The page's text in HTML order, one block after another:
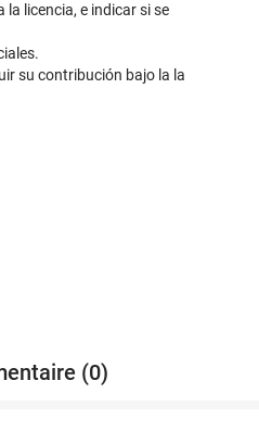
licencia, e indicar si se
su contribución bajo la la
(0)